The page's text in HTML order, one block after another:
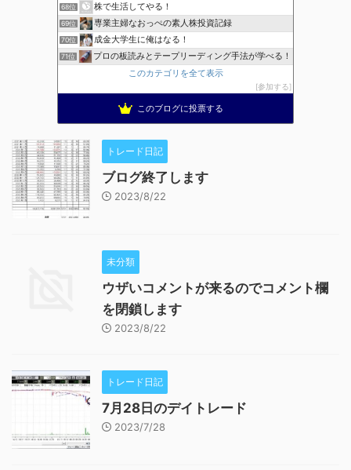
68位 株で生活してやる！
69位 専業主婦なおっぺの素人株投資記録
70位 成金大学生に俺はなる！
71位
プロの板読みとテープリーディング手法が学べる！
このカテゴリを全て表示
参加する
このブログに投票する
トレード日記
ブログ終了します
2023/8/22
未分類
ウザいコメントが来るのでコメント欄
を閉鎖します
2023/8/22
トレード日記
7月28日のデイトレード
2023/7/28